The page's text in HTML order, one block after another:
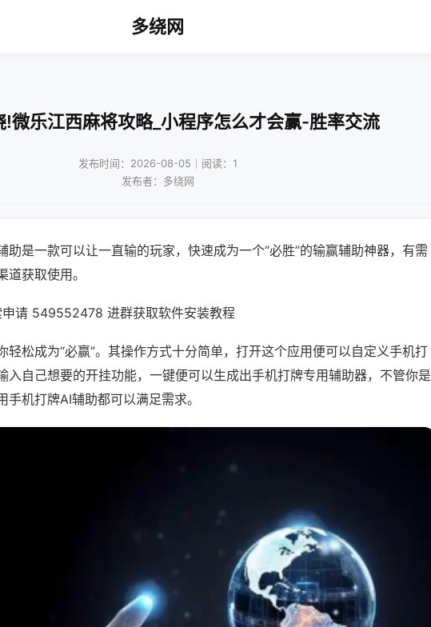
多绕网
!微乐江西麻将攻略_小程序怎么才会赢-胜率交流
发布时间：2026-08-05｜阅读：1
发布者：多绕网
助是一款可以让一直输的玩家，快速成为一个“必胜”的输赢辅助神器，有需
获取使用。
请 549552478 进群获取软件安装教程
轻松成为“必赢”。其操作方式十分简单，打开这个应用便可以自定义手机打
入自己想要的开挂功能，一键便可以生成出手机打牌专用辅助器，不管你是
手机打牌AI辅助都可以满足需求。